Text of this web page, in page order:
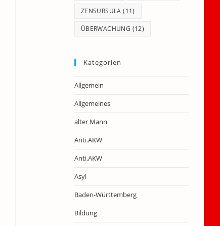
ZENSURSULA (11)
ÜBERWACHUNG (12)
Kategorien
Allgemein
Allgemeines
alter Mann
Anti.AKW
Anti.AKW
Asyl
Baden-Württemberg
Bildung